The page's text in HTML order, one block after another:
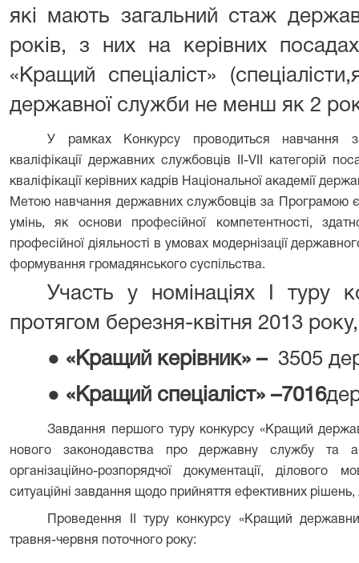
які мають загальний стаж
років, з них на керівних
«Кращий спеціаліст»
державної служби не менш як 2
У рамках Конкурсу проводиться навчання
кваліфікації державних службовців ІІ-VІІ категорій
кваліфікації керівних кадрів Національної академії
Метою навчання державних службовців за Програмою
умінь, як основи професійної компетентності,
професійної діяльності в умовах модернізації
формування громадянського суспільства.
Участь у номінаціях І туру
протягом березня-квітня 2013
● «Кращий керівник» – 3505
● «Кращий спеціаліст» –7016
Завдання першого туру конкурсу «Кращий
нового законодавства про державну службу та
організаційно-розпорядчої документації, ділового
ситуаційні завдання щодо прийняття ефективних рішень,
Проведення ІІ туру конкурсу «Кращий
травня-червня поточного року: